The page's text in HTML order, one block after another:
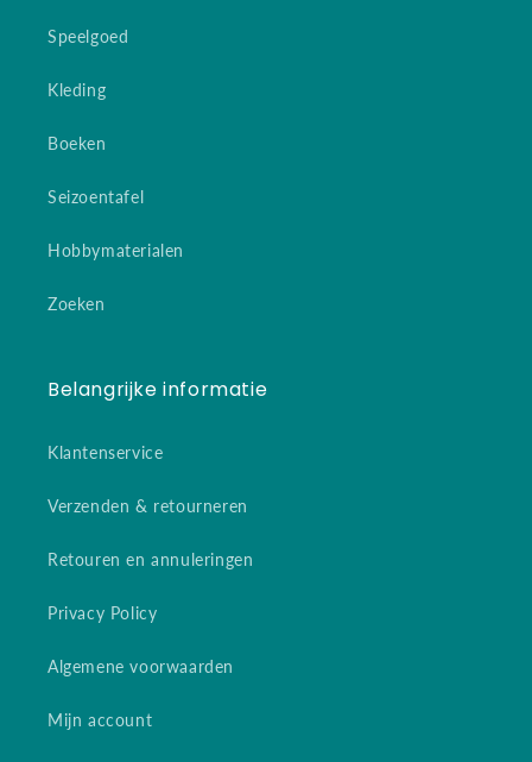
Speelgoed
Kleding
Boeken
Seizoentafel
Hobbymaterialen
Zoeken
Belangrijke informatie
Klantenservice
Verzenden & retourneren
Retouren en annuleringen
Privacy Policy
Algemene voorwaarden
Mijn account